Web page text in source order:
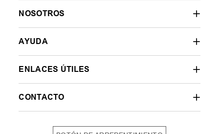
NOSOTROS
AYUDA
ENLACES ÚTILES
CONTACTO